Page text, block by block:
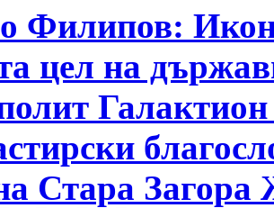
Филипов:
цел на
Галактион
Стара